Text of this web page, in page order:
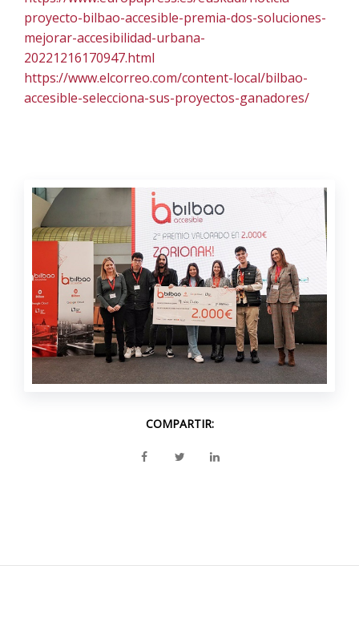
proyecto-bilbao-accesible-premia-dos-soluciones-
mejorar-accesibilidad-urbana-
20221216170947.html
https://www.elcorreo.com/content-local/bilbao-
accesible-selecciona-sus-proyectos-ganadores/
COMPARTIR: